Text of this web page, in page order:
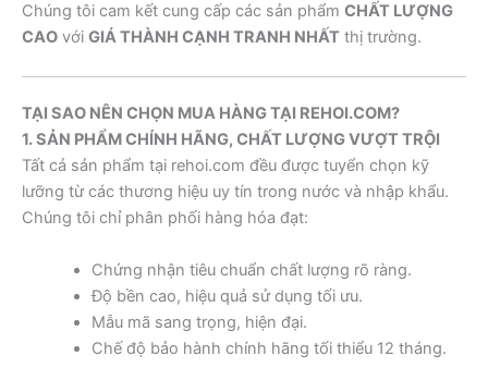
Chúng tôi cam kết cung cấp các sản phẩm CHẤT LƯỢNG
CAO với GIÁ THÀNH CẠNH TRANH NHẤT thị trường.
TẠI SAO NÊN CHỌN MUA HÀNG TẠI REHOI.COM?
1. SẢN PHẨM CHÍNH HÃNG, CHẤT LƯỢNG VƯỢT TRỘI
Tất cả sản phẩm tại rehoi.com đều được tuyển chọn kỹ
lưỡng từ các thương hiệu uy tín trong nước và nhập khẩu.
Chúng tôi chỉ phân phối hàng hóa đạt:
Chứng nhận tiêu chuẩn chất lượng rõ ràng.
Độ bền cao, hiệu quả sử dụng tối ưu.
Mẫu mã sang trọng, hiện đại.
Chế độ bảo hành chính hãng tối thiểu 12 tháng.